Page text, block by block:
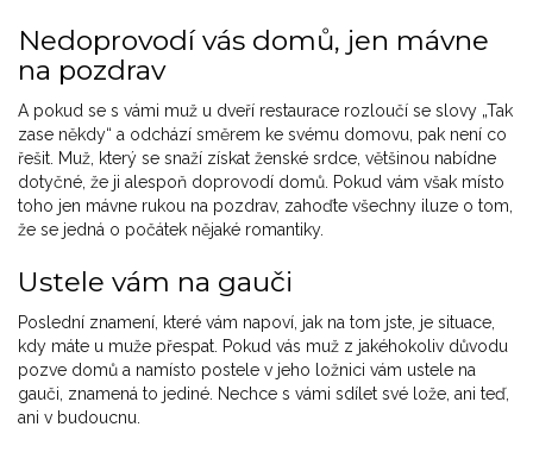
Nedoprovodí vás domů, jen mávne
na pozdrav
A pokud se s vámi muž u dveří restaurace rozloučí se slovy „Tak
zase někdy“ a odchází směrem ke svému domovu, pak není co
řešit. Muž, který se snaží získat ženské srdce, většinou nabídne
dotyčné, že ji alespoň doprovodí domů. Pokud vám však místo
toho jen mávne rukou na pozdrav, zahoďte všechny iluze o tom,
že se jedná o počátek nějaké romantiky.
Ustele vám na gauči
Poslední znamení, které vám napoví, jak na tom jste, je situace,
kdy máte u muže přespat. Pokud vás muž z jakéhokoliv důvodu
pozve domů a namísto postele v jeho ložnici vám ustele na
gauči, znamená to jediné. Nechce s vámi sdílet své lože, ani teď,
ani v budoucnu.